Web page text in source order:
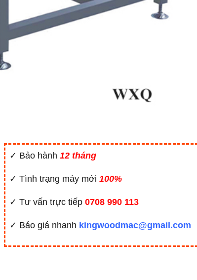
✓ Bảo hành 12 tháng
✓ Tình trạng máy mới 100%
✓ Tư vấn trực tiếp 0708 990 113
✓ Báo giá nhanh kingwoodmac@gmail.com